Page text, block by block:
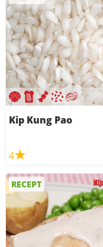
Kip Kung Pao
4
RECEPT